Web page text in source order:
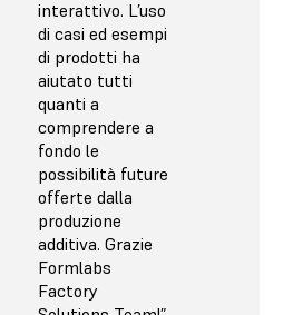
interattivo. L’uso
di casi ed esempi
di prodotti ha
aiutato tutti
quanti a
comprendere a
fondo le
possibilità future
offerte dalla
produzione
additiva. Grazie
Formlabs
Factory